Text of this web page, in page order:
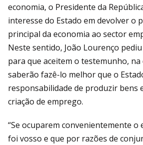
economia, o Presidente da
interesse do Estado em devolver o
principal da economia ao sector
Neste sentido, João Lourenço
para que aceitem o testemunho, na
saberão fazê-lo melhor que o
responsabilidade de produzir bens
criação de emprego.
“Se ocuparem convenientemente o
foi vosso e que por razões de